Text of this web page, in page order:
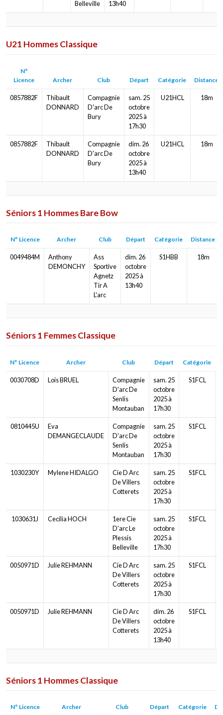
Belleville
13h40
U21 Hommes Classique
N°
Licence
Archer Club Départ Catégorie Distance
0857882F
Thibault
DONNARD
Compagnie
D'arc De
Bury
sam. 25
octobre
2025 à
17h30
U21HCL 18m
0857882F
Thibault
DONNARD
Compagnie
D'arc De
Bury
dim. 26
octobre
2025 à
13h40
U21HCL 18m
Séniors 1 Hommes Bare Bow
N° Licence Archer Club Départ Catégorie Distance
0049484M
Anthony
DEMONCHY
Ass
Sportive
Agnetz
Tir A
L'arc
dim. 26
octobre
2025 à
13h40
S1HBB 18m
Séniors 1 Femmes Classique
N° Licence Archer Club Départ Catégorie
0030708D Lois BRUEL
Compagnie
D'arc De
Senlis
Montauban
sam. 25
octobre
2025 à
17h30
S1FCL
0810445U
Eva
DEMANGECLAUDE
Compagnie
D'arc De
Senlis
Montauban
sam. 25
octobre
2025 à
17h30
S1FCL
1030230Y Mylene HIDALGO
Cie D Arc
De Villers
Cotterets
sam. 25
octobre
2025 à
17h30
S1FCL
1030631J Cecilia HOCH
1ere Cie
D'arc Le
Plessis
Belleville
sam. 25
octobre
2025 à
17h30
S1FCL
0050971D Julie REHMANN
Cie D Arc
De Villers
Cotterets
sam. 25
octobre
2025 à
17h30
S1FCL
0050971D Julie REHMANN
Cie D Arc
De Villers
Cotterets
dim. 26
octobre
2025 à
13h40
S1FCL
Séniors 1 Hommes Classique
N° Licence Archer Club Départ Catégorie